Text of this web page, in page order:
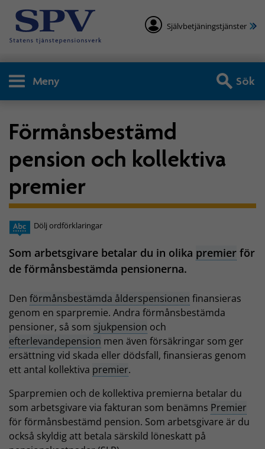
Självbetjäningstjänster
Meny Sök
Förmånsbestämd
pension och kollektiva
premier
Dölj ordförklaringar
Som arbetsgivare betalar du in olika premier för
de förmånsbestämda pensionerna.
Den förmånsbestämda ålderspensionen finansieras
genom en sparpremie. Andra förmånsbestämda
pensioner, så som sjukpension och
efterlevandepension men även försäkringar som ger
ersättning vid skada eller dödsfall, finansieras genom
ett antal kollektiva premier.
Sparpremien och de kollektiva premierna betalar du
som arbetsgivare via fakturan som benämns Premier
för förmånsbestämd pension. Som arbetsgivare är du
också skyldig att betala särskild löneskatt på